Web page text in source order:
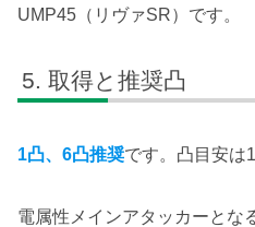
UMP45（リヴァSR）です。
取得と推奨凸
1凸、6凸推奨です。凸目安は
電属性メインアタッカーとな